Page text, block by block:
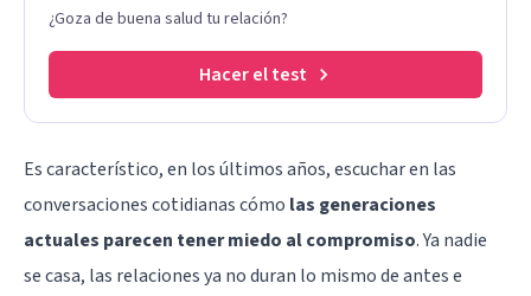
¿Goza de buena salud tu relación?
Hacer el test
Es característico, en los últimos años, escuchar en las
conversaciones cotidianas cómo las generaciones
actuales parecen tener miedo al compromiso. Ya nadie
se casa, las relaciones ya no duran lo mismo de antes e